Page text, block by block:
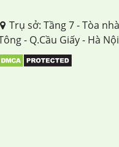
Trụ sở: Tầng 7 - Tòa
- Q.Cầu Giấy - Hà Nội